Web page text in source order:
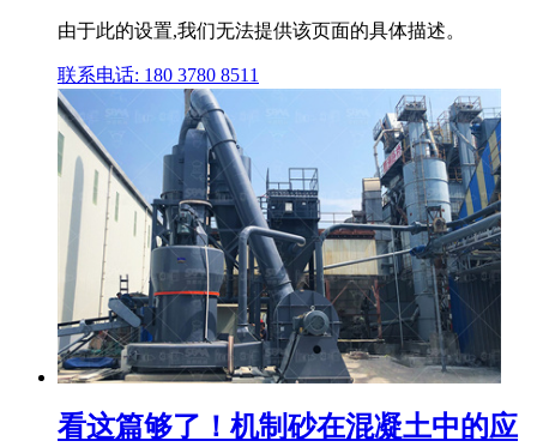
由于此的设置,我们无法提供该页面的具体描述。
联系电话: 180 3780 8511
看这篇够了！机制砂在混凝土中的应